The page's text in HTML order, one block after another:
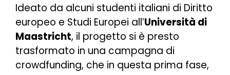
Ideato da alcuni studenti italiani di Diritto
europeo e Studi Europei all’Università di
Maastricht, il progetto si è presto
trasformato in una campagna di
crowdfunding, che in questa prima fase,